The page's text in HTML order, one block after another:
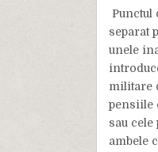
Punctul
separat
unele
militare
pensiile
sau
ambele